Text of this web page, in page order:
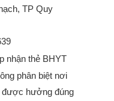
TP Quy
nhận thẻ BHYT
phân biệt nơi
được hưởng đúng